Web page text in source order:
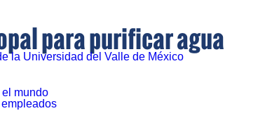
para purificar agua
la Universidad del Valle de México
mundo